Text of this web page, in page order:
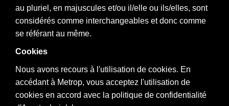
au pluriel, en majuscules et/ou il/elle ou ils/elles, sont
considérés comme interchangeables et donc comme
se référant au même.
Cookies
Nous avons recours à l'utilisation de cookies. En
accédant à Metrop, vous acceptez l'utilisation de
cookies en accord avec la politique de confidentialité